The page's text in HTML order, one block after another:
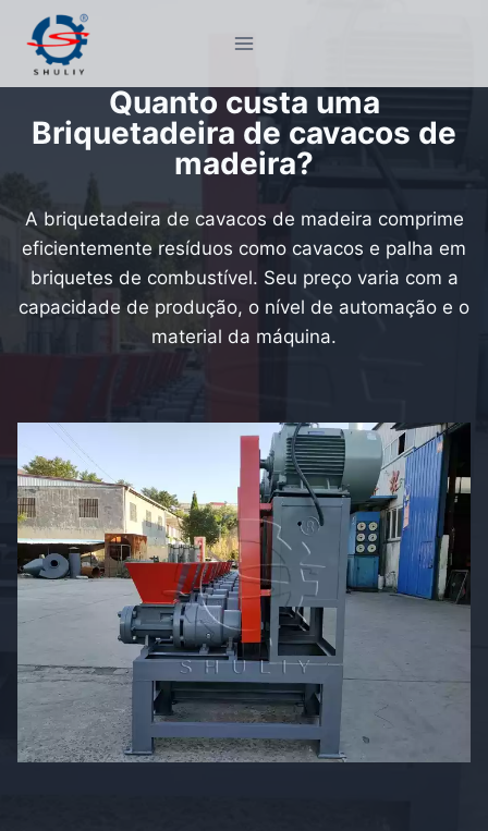
para
Quanto custa uma
Briquetadeira de cavacos de
madeira?
A briquetadeira de cavacos de madeira comprime
eficientemente resíduos como cavacos e palha em
briquetes de combustível. Seu preço varia com a
capacidade de produção, o nível de automação e o
material da máquina.